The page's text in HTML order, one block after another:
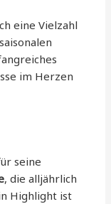
eine Vielzahl
im Herzen
seine
, die alljährlich
Highlight ist